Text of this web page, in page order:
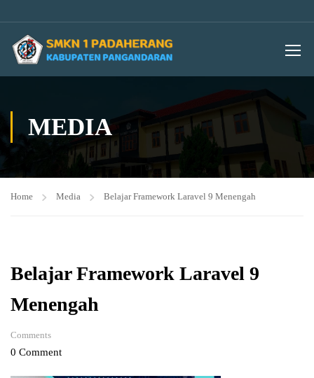
MEDIA
Home Media Belajar Framework Laravel 9 Menengah
Belajar Framework Laravel 9
Menengah
Comments
0 Comment